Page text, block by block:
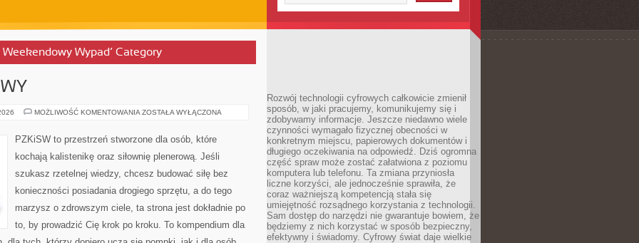
Wypad’ Category
MOŻLIWOŚĆ KOMENTOWANIA TRENING
ZOSTAŁA WYŁĄCZONA
PZKiSW to przestrzeń stworzone dla osób, które
kochają kalistenikę oraz siłownię plenerową. Jeśli
szukasz rzetelnej wiedzy, chcesz budować siłę bez
konieczności posiadania drogiego sprzętu, a do tego
marzysz o zdrowszym ciele, ta strona jest dokładnie po
to, by prowadzić Cię krok po kroku. To kompendium dla
Rozwój technologii cyfrowych całkowicie zmienił
sposób, w jaki pracujemy, komunikujemy się i
zdobywamy informacje. Jeszcze niedawno wiele
czynności wymagało fizycznej obecności w
konkretnym miejscu, papierowych dokumentów i
długiego oczekiwania na odpowiedź. Dziś ogromna
część spraw może zostać załatwiona z poziomu
komputera lub telefonu. Ta zmiana przyniosła
liczne korzyści, ale jednocześnie sprawiła, że
coraz ważniejszą kompetencją stała się
umiejętność rozsądnego korzystania z technologii.
Sam dostęp do narzędzi nie gwarantuje bowiem, że
będziemy z nich korzystać w sposób bezpieczny,
efektywny i świadomy. Cyfrowy świat daje wielkie